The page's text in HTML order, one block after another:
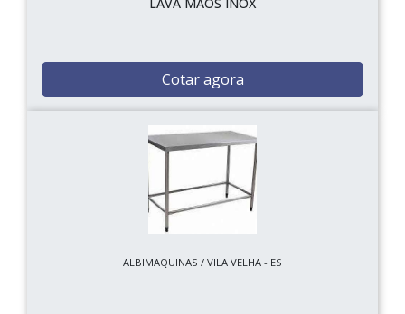
Cotar agora
ALBIMAQUINAS / VILA VELHA - ES